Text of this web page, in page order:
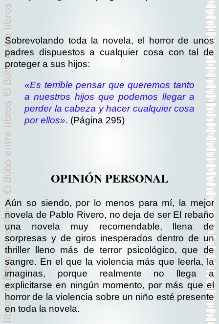
Sobrevolando toda la novela, el horror de unos
padres dispuestos a cualquier cosa con tal de
proteger a sus hijos:
«Es terrible pensar que queremos tanto
a nuestros hijos que podemos llegar a
perder la cabeza y hacer cualquier cosa
por ellos». (Página 295)
OPINIÓN PERSONAL
Aún so siendo, por lo menos para mí, la mejor
novela de Pablo Rivero, no deja de ser El rebaño
una novela muy recomendable, llena de
sorpresas y de giros inesperados dentro de un
thriller lleno más de terror psicológico, que de
sangre. En el que la violencia más que leerla, la
imaginas, porque realmente no llega a
explicitarse en ningún momento, por más que el
horror de la violencia sobre un niño esté presente
en toda la novela.